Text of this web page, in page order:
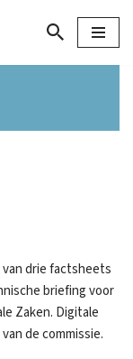
drie factsheets
briefing voor
Zaken. Digitale
van de commissie.